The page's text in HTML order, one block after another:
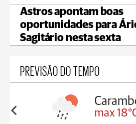
Astros apontam boas
oportunidades para
Sagitário nesta sexta
PREVISÃO DO TEMPO
18°C max